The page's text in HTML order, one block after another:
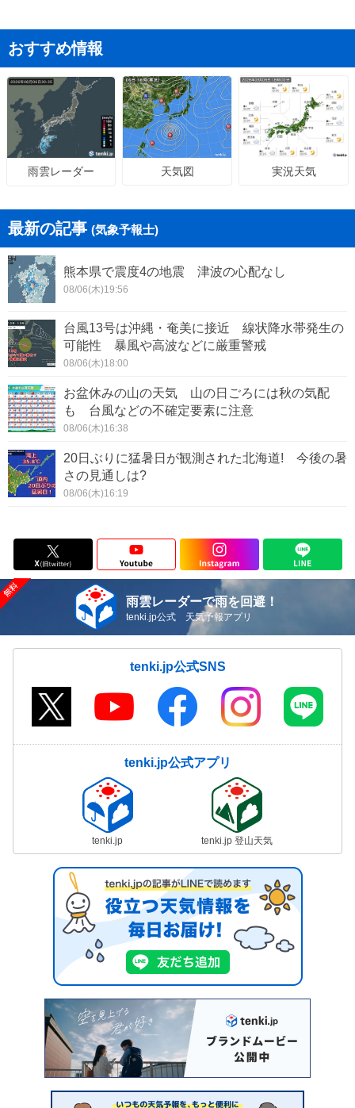
おすすめ情報
雨雲レーダー 天気図 実況天気
最新の記事 (気象予報士)
熊本県で震度4の地震 津波の心配なし
08/06(木)19:56
台風13号は沖縄・奄美に接近 線状降水帯発生の
可能性 暴風や高波などに厳重警戒
08/06(木)18:00
お盆休みの山の天気 山の日ごろには秋の気配
も 台風などの不確定要素に注意
08/06(木)16:38
20日ぶりに猛暑日が観測された北海道! 今後の暑
さの見通しは?
08/06(木)16:19
雨雲レーダーで雨を回避！
tenki.jp公式 天気予報アプリ
tenki.jp公式SNS
tenki.jp公式アプリ
tenki.jp tenki.jp 登山天気